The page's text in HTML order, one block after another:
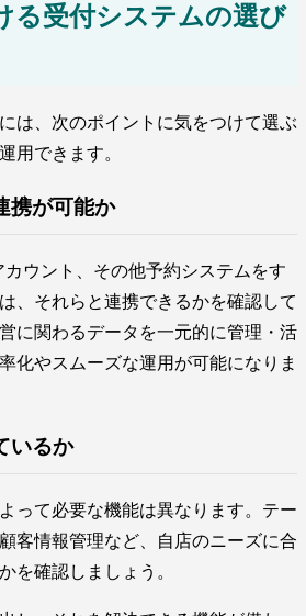
る受付システムの選び
は、次のポイントに気をつけて選ぶ
用できます。
携が可能か
ウント、その他予約システムをす
、それらと連携できるかを確認して
に関わるデータを一元的に管理・活
化やスムーズな運用が可能になりま
いるか
って必要な機能は異なります。テー
客情報管理など、自店のニーズに合
を確認しましょう。